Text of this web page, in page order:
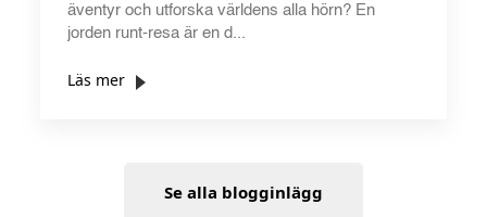
äventyr och utforska världens alla hörn? En
jorden runt-resa är en d...
Läs mer
Se alla blogginlägg